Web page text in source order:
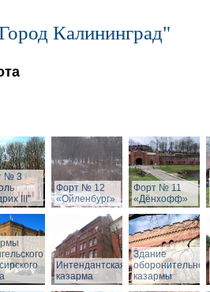
Калининград"
№ 3
III"
Форт № 12
«Ойленбург»
Форт № 11
«Дёнхофф»
Интендантская
казарма
Здание
оборонительной
казармы